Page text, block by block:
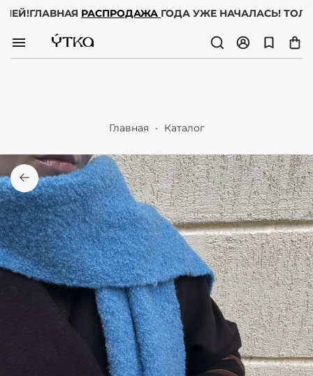
ГЛАВНАЯРАСПРОДАЖАГОДА УЖЕ НАЧАЛАСЬ!
Главная Каталог